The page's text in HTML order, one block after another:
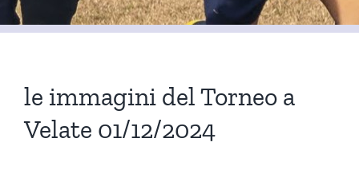
le immagini del Torneo a
Velate 01/12/2024